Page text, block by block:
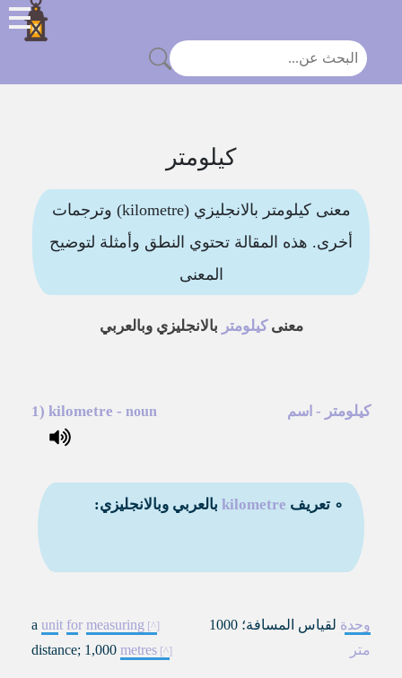
كيلومتر
معنى كيلومتر بالانجليزي (kilometre) وترجمات
أخرى. هذه المقالة تحتوي النطق وأمثلة لتوضيح
المعنى
معنىكيلومتر بالانجليزي وبالعربي
كيلومتر - اسم 1) kilometre - noun
∘ تعريف kilometre بالعربي وبالانجليزي:
وحدة لقياس المسافة؛ 1000
متر
a unit for measuring
distance; 1,000 metres